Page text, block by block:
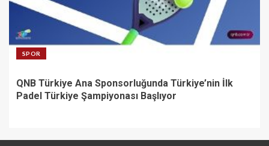
SPOR
QNB Türkiye Ana Sponsorluğunda Türkiye’nin İlk
Padel Türkiye Şampiyonası Başlıyor